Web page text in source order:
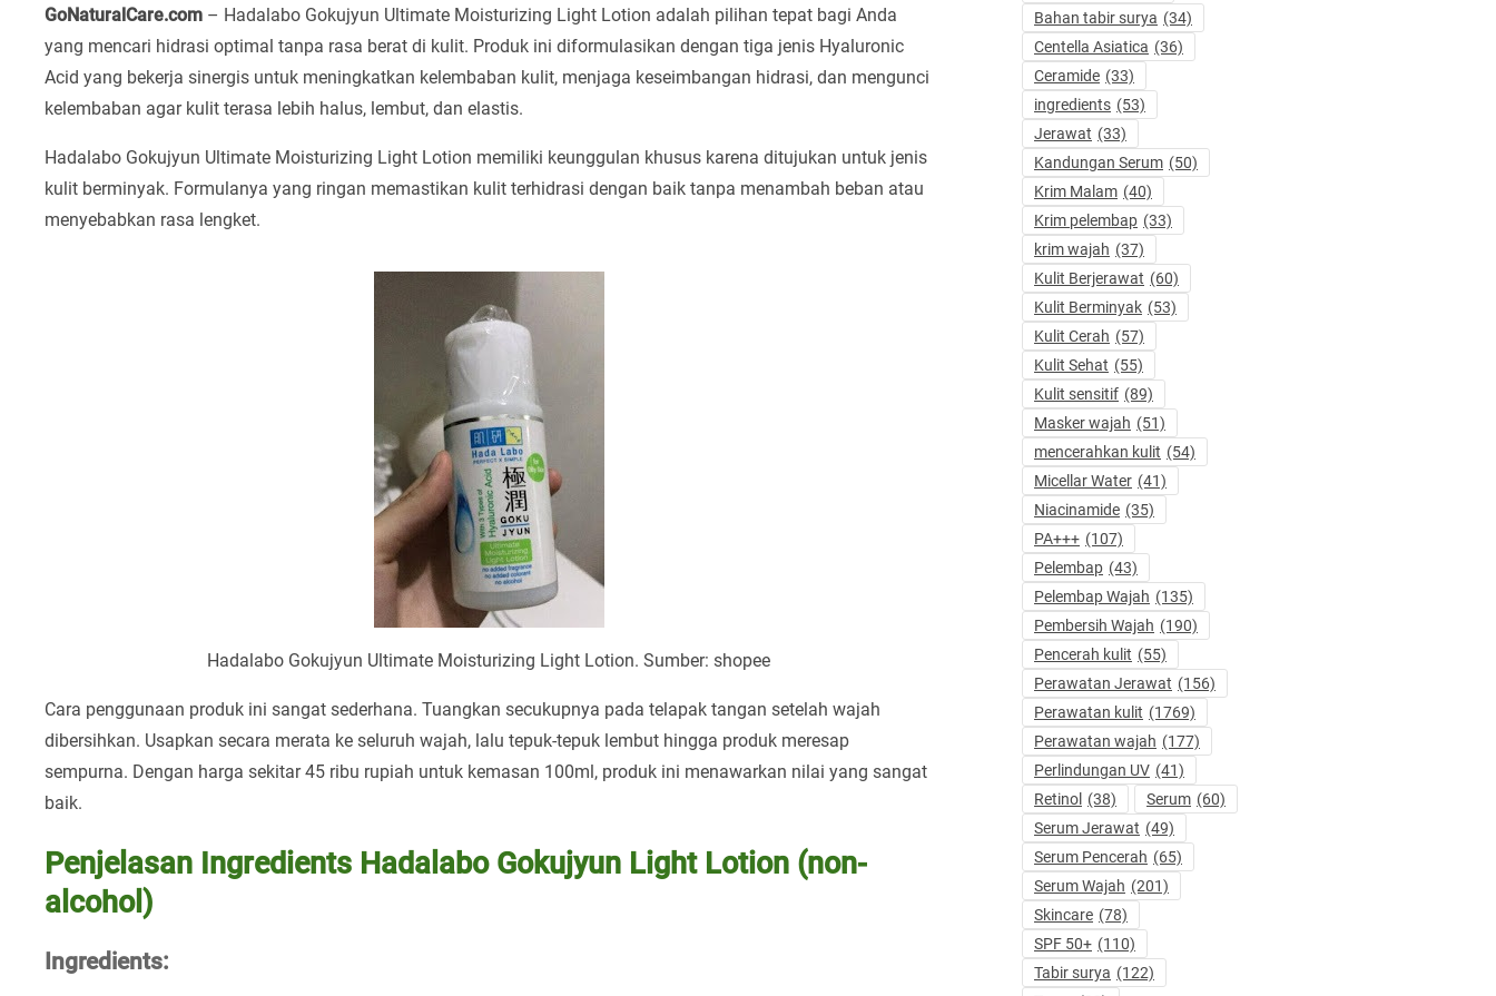
GoNaturalCare.com – Hadalabo Gokujyun Ultimate Moisturizing Light Lotion adalah pilihan tepat bagi Anda
yang mencari hidrasi optimal tanpa rasa berat di kulit. Produk ini diformulasikan dengan tiga jenis Hyaluronic
Acid yang bekerja sinergis untuk meningkatkan kelembaban kulit, menjaga keseimbangan hidrasi, dan mengunci
kelembaban agar kulit terasa lebih halus, lembut, dan elastis.
Hadalabo Gokujyun Ultimate Moisturizing Light Lotion memiliki keunggulan khusus karena ditujukan untuk jenis
kulit berminyak. Formulanya yang ringan memastikan kulit terhidrasi dengan baik tanpa menambah beban atau
menyebabkan rasa lengket.
Hadalabo Gokujyun Ultimate Moisturizing Light Lotion. Sumber: shopee
Cara penggunaan produk ini sangat sederhana. Tuangkan secukupnya pada telapak tangan setelah wajah
dibersihkan. Usapkan secara merata ke seluruh wajah, lalu tepuk-tepuk lembut hingga produk meresap
sempurna. Dengan harga sekitar 45 ribu rupiah untuk kemasan 100ml, produk ini menawarkan nilai yang sangat
baik.
Penjelasan Ingredients Hadalabo Gokujyun Light Lotion (non-
alcohol)
Ingredients:
Bahan tabir surya (34)
Centella Asiatica (36)
Ceramide (33)
ingredients (53)
Jerawat (33)
Kandungan Serum (50)
Krim Malam (40)
Krim pelembap (33)
krim wajah (37)
Kulit Berjerawat (60)
Kulit Berminyak (53)
Kulit Cerah (57)
Kulit Sehat (55)
Kulit sensitif (89)
Masker wajah (51)
mencerahkan kulit (54)
Micellar Water (41)
Niacinamide (35)
PA+++ (107)
Pelembap (43)
Pelembap Wajah (135)
Pembersih Wajah (190)
Pencerah kulit (55)
Perawatan Jerawat (156)
Perawatan kulit (1769)
Perawatan wajah (177)
Perlindungan UV (41)
Retinol (38) Serum (60)
Serum Jerawat (49)
Serum Pencerah (65)
Serum Wajah (201)
Skincare (78)
SPF 50+ (110)
Tabir surya (122)